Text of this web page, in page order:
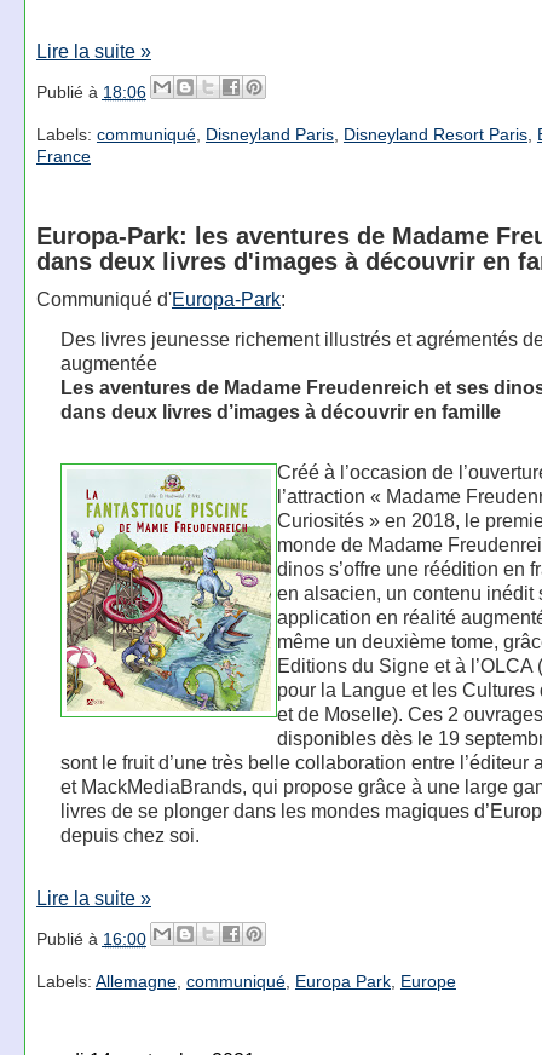
Lire la suite »
Publié à 18:06
Labels: communiqué, Disneyland Paris, Disneyland Resort Paris,
France
Europa-Park: les aventures de Madame
dans deux livres d'images à découvrir en
Communiqué d'Europa-Park:
Des livres jeunesse richement illustrés et agrémentés
augmentée
Les aventures de Madame Freudenreich et ses
dans deux livres d’images à découvrir en famille
Créé à l’occasion de
l’attraction « Madame
Curiosités » en 2018, le
monde de Madame
dinos s’offre une réédition en
en alsacien, un contenu inédit
application en réalité
même un deuxième tome,
Editions du Signe et à l’OLCA
pour la Langue et les Cultures
et de Moselle). Ces 2
disponibles dès le 19
sont le fruit d’une très belle collaboration entre l’éditeur
et MackMediaBrands, qui propose grâce à une large
livres de se plonger dans les mondes magiques
depuis chez soi.
Lire la suite »
Publié à 16:00
Labels: Allemagne, communiqué, Europa Park, Europe